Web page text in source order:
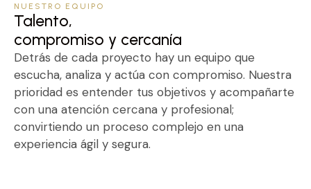
NUESTRO EQUIPO
Talento,
compromiso y cercanía
Detrás de cada proyecto hay un equipo que
escucha, analiza y actúa con compromiso. Nuestra
prioridad es entender tus objetivos y acompañarte
con una atención cercana y profesional;
convirtiendo un proceso complejo en una
experiencia ágil y segura.